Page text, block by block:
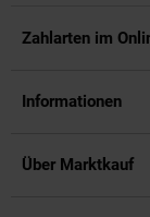
Zahlarten im
Informationen
Über Marktkauf